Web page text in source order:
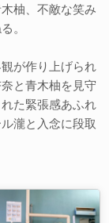
柚、不敵な笑み
。
が作り上げられ
と青木柚を見守
た緊張感あふれ
瀧と入念に段取